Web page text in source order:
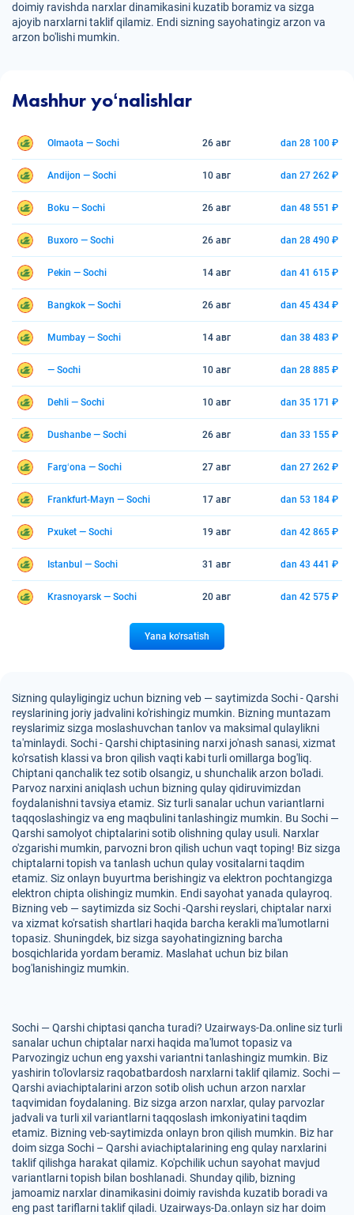
doimiy ravishda narxlar dinamikasini kuzatib boramiz va sizga
ajoyib narxlarni taklif qilamiz. Endi sizning sayohatingiz arzon va
arzon bo'lishi mumkin.
Mashhur yoʻnalishlar
Olmaota — Sochi 26 авг dan 28 100 ₽
Andijon — Sochi 10 авг dan 27 262 ₽
Boku — Sochi 26 авг dan 48 551 ₽
Buxoro — Sochi 26 авг dan 28 490 ₽
Pekin — Sochi 14 авг dan 41 615 ₽
Bangkok — Sochi 26 авг dan 45 434 ₽
Mumbay — Sochi 14 авг dan 38 483 ₽
— Sochi 10 авг dan 28 885 ₽
Dehli — Sochi 10 авг dan 35 171 ₽
Dushanbe — Sochi 26 авг dan 33 155 ₽
Fargʻona — Sochi 27 авг dan 27 262 ₽
Frankfurt-Mayn — Sochi 17 авг dan 53 184 ₽
Pxuket — Sochi 19 авг dan 42 865 ₽
Istanbul — Sochi 31 авг dan 43 441 ₽
Krasnoyarsk — Sochi 20 авг dan 42 575 ₽
Yana ko'rsatish
Sizning qulayligingiz uchun bizning veb — saytimizda Sochi - Qarshi
reyslarining joriy jadvalini ko'rishingiz mumkin. Bizning muntazam
reyslarimiz sizga moslashuvchan tanlov va maksimal qulaylikni
ta'minlaydi. Sochi - Qarshi chiptasining narxi jo'nash sanasi, xizmat
ko'rsatish klassi va bron qilish vaqti kabi turli omillarga bog'liq.
Chiptani qanchalik tez sotib olsangiz, u shunchalik arzon bo'ladi.
Parvoz narxini aniqlash uchun bizning qulay qidiruvimizdan
foydalanishni tavsiya etamiz. Siz turli sanalar uchun variantlarni
taqqoslashingiz va eng maqbulini tanlashingiz mumkin. Bu Sochi —
Qarshi samolyot chiptalarini sotib olishning qulay usuli. Narxlar
o'zgarishi mumkin, parvozni bron qilish uchun vaqt toping! Biz sizga
chiptalarni topish va tanlash uchun qulay vositalarni taqdim
etamiz. Siz onlayn buyurtma berishingiz va elektron pochtangizga
elektron chipta olishingiz mumkin. Endi sayohat yanada qulayroq.
Bizning veb — saytimizda siz Sochi -Qarshi reyslari, chiptalar narxi
va xizmat ko'rsatish shartlari haqida barcha kerakli ma'lumotlarni
topasiz. Shuningdek, biz sizga sayohatingizning barcha
bosqichlarida yordam beramiz. Maslahat uchun biz bilan
bog'lanishingiz mumkin.
Sochi — Qarshi chiptasi qancha turadi? Uzairways-Da.online siz turli
sanalar uchun chiptalar narxi haqida ma'lumot topasiz va
Parvozingiz uchun eng yaxshi variantni tanlashingiz mumkin. Biz
yashirin to'lovlarsiz raqobatbardosh narxlarni taklif qilamiz. Sochi —
Qarshi aviachiptalarini arzon sotib olish uchun arzon narxlar
taqvimidan foydalaning. Biz sizga arzon narxlar, qulay parvozlar
jadvali va turli xil variantlarni taqqoslash imkoniyatini taqdim
etamiz. Bizning veb-saytimizda onlayn bron qilish mumkin. Biz har
doim sizga Sochi – Qarshi aviachiptalarining eng qulay narxlarini
taklif qilishga harakat qilamiz. Ko'pchilik uchun sayohat mavjud
variantlarni topish bilan boshlanadi. Shunday qilib, bizning
jamoamiz narxlar dinamikasini doimiy ravishda kuzatib boradi va
eng past tariflarni taklif qiladi. Uzairways-Da.onlayn siz har doim